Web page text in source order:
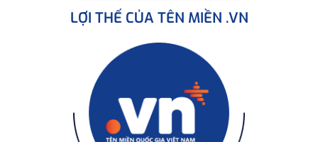
LỢI THẾ CỦA TÊN MIỀN .VN